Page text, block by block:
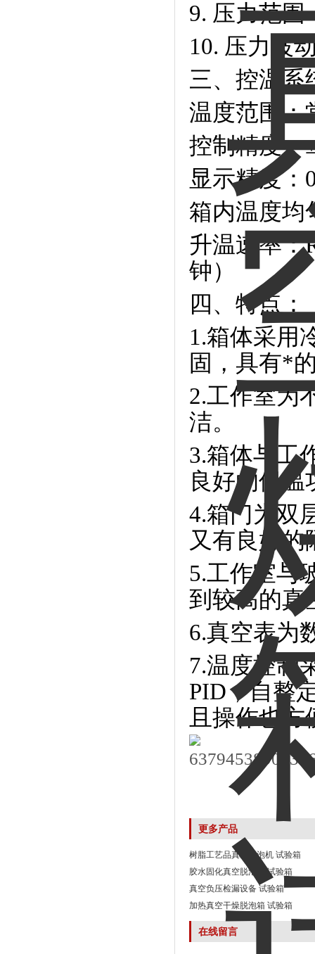
9. 压力范围
10. 压力波
三、控温系
温度范围
控制精度：
显示精
箱内温度均
升温速率
钟）
四、特点：
1.箱体采用
固，具有*
2.工作室为
洁。
3.箱体与工
良好的保
4.箱门为双
又有良好的
5.工作室与
到较高的真
6.真空表为
7.温度控制
PID，自整
且操作也方
更多产品
树脂工艺品真空消泡机 试验箱
胶水固化真空脱泡机 试验箱
真空负压检漏设备 试验箱
加热真空干燥脱泡箱 试验箱
在线留言